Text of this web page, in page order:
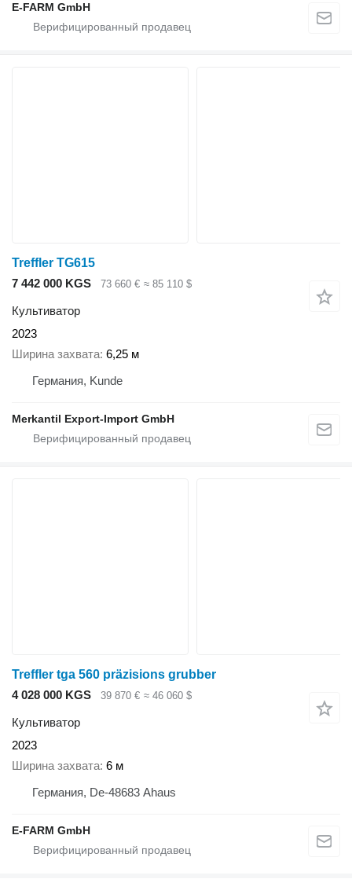
E-FARM GmbH
Treffler TG615
7 442 000 KGS
73 660 € ≈ 85 110 $
Культиватор
2023
Ширина захвата 6,25 м
Германия, Kunde
Merkantil Export-Import GmbH
Treffler tga 560 präzisions grubber
4 028 000 KGS
39 870 € ≈ 46 060 $
Культиватор
2023
Ширина захвата 6 м
Германия, De-48683 Ahaus
E-FARM GmbH